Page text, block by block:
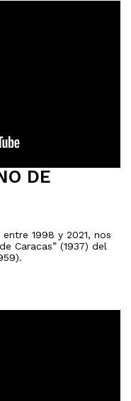
DE
1998 y 2021, nos
Caracas” (1937) del